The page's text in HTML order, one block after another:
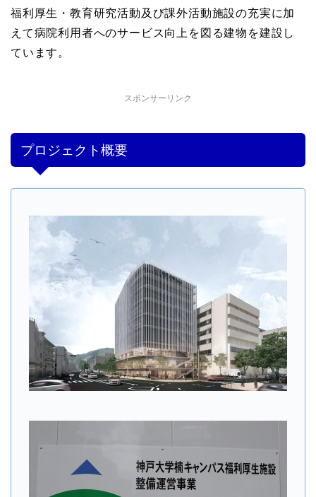
福利厚生・教育研究活動及び課外活動施設の充実に加
えて病院利用者へのサービス向上を図る建物を建設し
ています。
スポンサーリンク
プロジェクト概要